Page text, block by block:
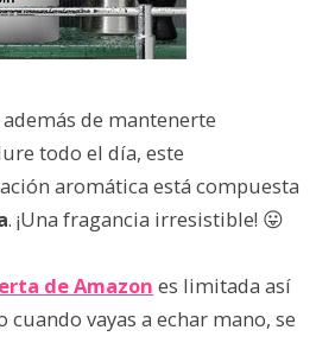
de mantenerte
todo el día, este
aromática está compuesta
. ¡Una fragancia irresistible! 😛
de Amazon es limitada así
vayas a echar mano, se